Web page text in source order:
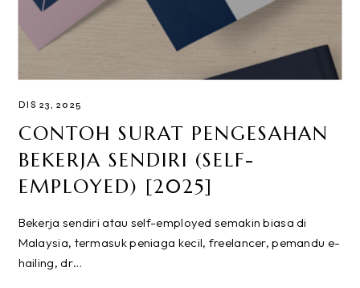
DIS 23, 2025
CONTOH SURAT PENGESAHAN
BEKERJA SENDIRI (SELF-
EMPLOYED) [2025]
Bekerja sendiri atau self-employed semakin biasa di
Malaysia, termasuk peniaga kecil, freelancer, pemandu e-
hailing, dr…